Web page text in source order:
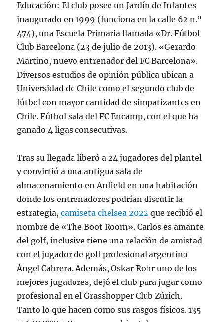
Educación: El club posee un Jardín de Infantes
inaugurado en 1999 (funciona en la calle 62 n.º
474), una Escuela Primaria llamada «Dr. Fútbol
Club Barcelona (23 de julio de 2013). «Gerardo
Martino, nuevo entrenador del FC Barcelona».
Diversos estudios de opinión pública ubican a
Universidad de Chile como el segundo club de
fútbol con mayor cantidad de simpatizantes en
Chile. Fútbol sala del FC Encamp, con el que ha
ganado 4 ligas consecutivas.
Tras su llegada liberó a 24 jugadores del plantel
y convirtió a una antigua sala de
almacenamiento en Anfield en una habitación
donde los entrenadores podrían discutir la
estrategia,camiseta chelsea 2022 que recibió el
nombre de «The Boot Room». Carlos es amante
del golf, inclusive tiene una relación de amistad
con el jugador de golf profesional argentino
Ángel Cabrera. Además, Oskar Rohr uno de los
mejores jugadores, dejó el club para jugar como
profesional en el Grasshopper Club Zúrich.
Tanto lo que hacen como sus rasgos físicos. 135